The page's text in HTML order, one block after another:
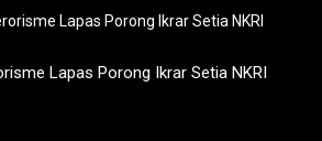
Lapas Porong Ikrar Setia NKRI